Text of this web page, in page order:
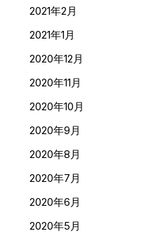
2021年2月
2021年1月
2020年12月
2020年11月
2020年10月
2020年9月
2020年8月
2020年7月
2020年6月
2020年5月